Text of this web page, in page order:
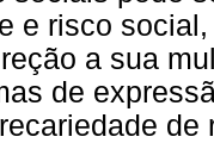
e risco
a sua
de
de